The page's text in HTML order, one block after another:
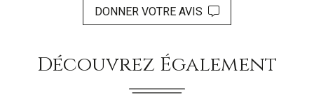
DONNER VOTRE AVIS
Découvrez Également